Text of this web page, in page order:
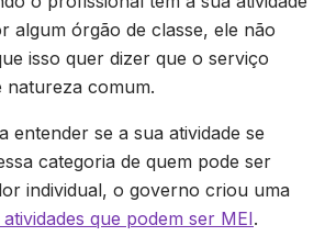
algum órgão de classe, ele não
isso quer dizer que o serviço
natureza comum.
entender se a sua atividade se
categoria de quem pode ser
individual, o governo criou uma
que podem ser MEI.